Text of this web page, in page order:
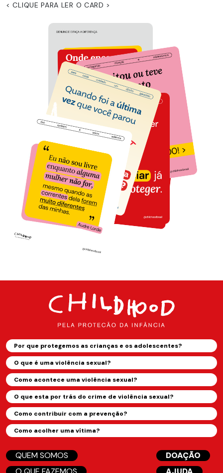
< CLIQUE PARA LER O CARD >
Por que protegemos as crianças e os adolescentes?
O que é uma violência sexual?
Como acontece uma violência sexual?
O que esta por trás do crime de violência sexual?
Como contribuir com a prevenção?
Como acolher uma vítima?
QUEM SOMOS
DOAÇÃO